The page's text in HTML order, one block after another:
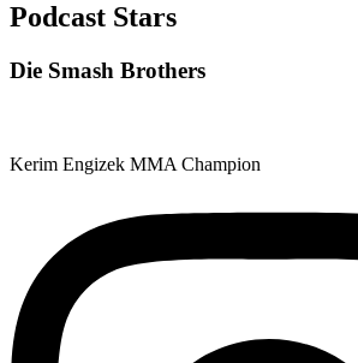
Podcast Stars
Die Smash Brothers
Kerim Engizek MMA Champion